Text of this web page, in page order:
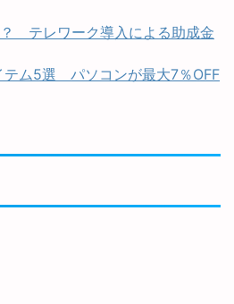
テレワーク導入による助成金
テム5選 パソコンが最大7％OFF